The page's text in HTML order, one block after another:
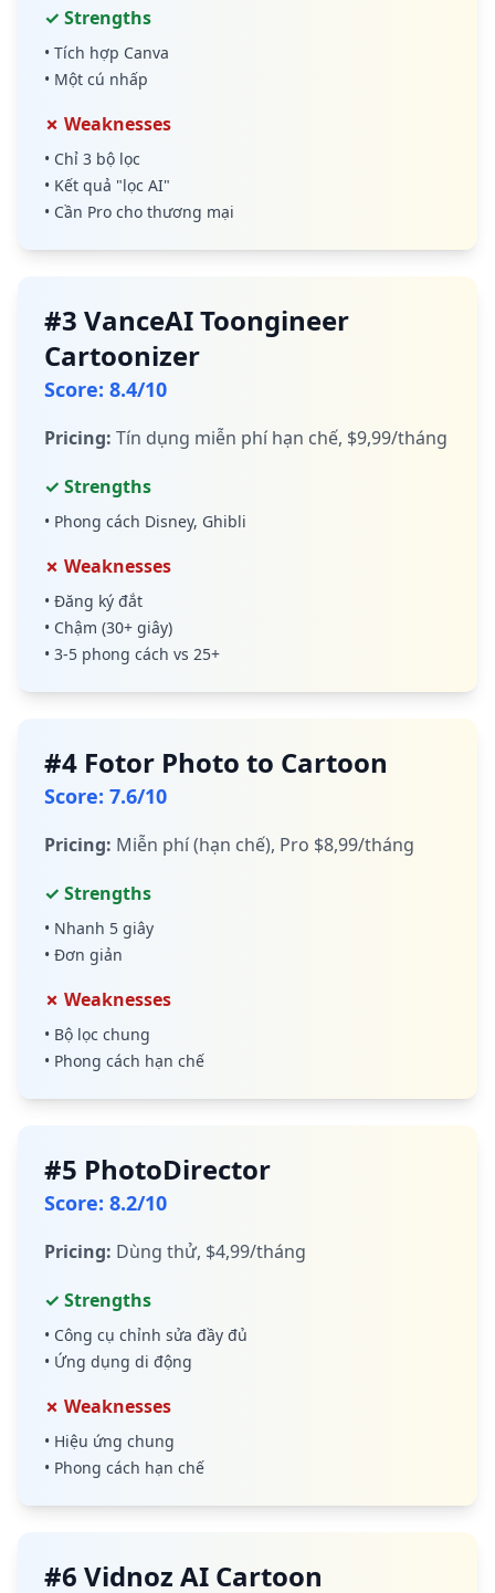
✓ Strengths
• Tích hợp Canva
• Một cú nhấp
✗ Weaknesses
• Chỉ 3 bộ lọc
• Kết quả "lọc AI"
• Cần Pro cho thương mại
#3 VanceAI Toongineer
Cartoonizer
Score: 8.4/10
Pricing: Tín dụng miễn phí hạn chế, $9,99/tháng
✓ Strengths
• Phong cách Disney, Ghibli
✗ Weaknesses
• Đăng ký đắt
• Chậm (30+ giây)
• 3-5 phong cách vs 25+
#4 Fotor Photo to Cartoon
Score: 7.6/10
Pricing: Miễn phí (hạn chế), Pro $8,99/tháng
✓ Strengths
• Nhanh 5 giây
• Đơn giản
✗ Weaknesses
• Bộ lọc chung
• Phong cách hạn chế
#5 PhotoDirector
Score: 8.2/10
Pricing: Dùng thử, $4,99/tháng
✓ Strengths
• Công cụ chỉnh sửa đầy đủ
• Ứng dụng di động
✗ Weaknesses
• Hiệu ứng chung
• Phong cách hạn chế
#6 Vidnoz AI Cartoon